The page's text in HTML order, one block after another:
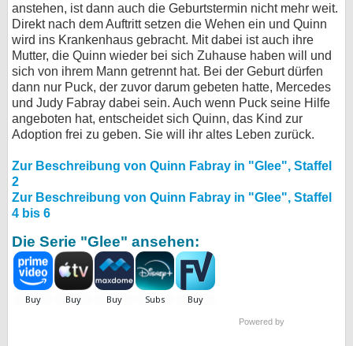
anstehen, ist dann auch die Geburtstermin nicht mehr weit.
Direkt nach dem Auftritt setzen die Wehen ein und Quinn
wird ins Krankenhaus gebracht. Mit dabei ist auch ihre
Mutter, die Quinn wieder bei sich Zuhause haben will und
sich von ihrem Mann getrennt hat. Bei der Geburt dürfen
dann nur Puck, der zuvor darum gebeten hatte, Mercedes
und Judy Fabray dabei sein. Auch wenn Puck seine Hilfe
angeboten hat, entscheidet sich Quinn, das Kind zur
Adoption frei zu geben. Sie will ihr altes Leben zurück.
Zur Beschreibung von Quinn Fabray in "Glee", Staffel
2
Zur Beschreibung von Quinn Fabray in "Glee", Staffel
4 bis 6
Die Serie "Glee" ansehen:
Powered by